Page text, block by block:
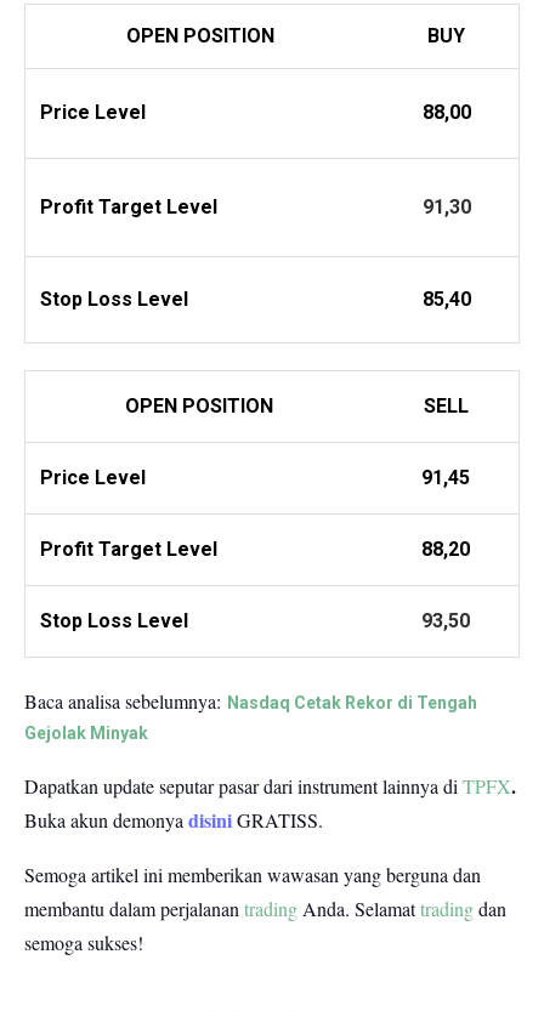
OPEN POSITION BUY
Price Level 88,00
Profit Target Level 91,30
Stop Loss Level 85,40
OPEN POSITION SELL
Price Level 91,45
Profit Target Level 88,20
Stop Loss Level 93,50
Baca analisa sebelumnya: Nasdaq Cetak Rekor di Tengah
Gejolak Minyak
Dapatkan update seputar pasar dari instrument lainnya di TPFX.
Buka akun demonya disiniGRATISS.
Semoga artikel ini memberikan wawasan yang berguna dan
membantu dalam perjalanan trading Anda. Selamattradingdan
semoga sukses!